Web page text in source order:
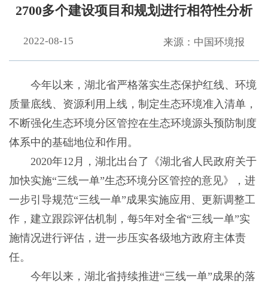
2700多个建设项目和规划进行相符性分析
2022-08-15 来源：中国环境报
今年以来，湖北省严格落实生态保护红线、环境
质量底线、资源利用上线，制定生态环境准入清单，
不断强化生态环境分区管控在生态环境源头预防制度
体系中的基础地位和作用。
2020年12月，湖北出台了《湖北省人民政府关于
加快实施“三线一单”生态环境分区管控的意见》，进
一步引导规范“三线一单”成果实施应用、更新调整工
作，建立跟踪评估机制，每5年对全省“三线一单”实
施情况进行评估，进一步压实各级地方政府主体责
任。
今年以来，湖北省持续推进“三线一单”成果的落